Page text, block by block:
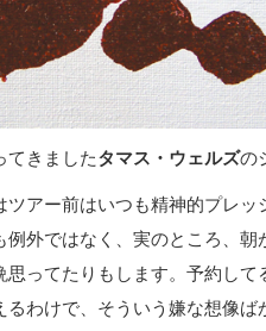
てきましたタマス・ウェルズの
ツアー前はいつも精神的プレッ
例外ではなく、実のところ、朝
思ってたりもします。予約し
るわけで、そういう嫌な想像